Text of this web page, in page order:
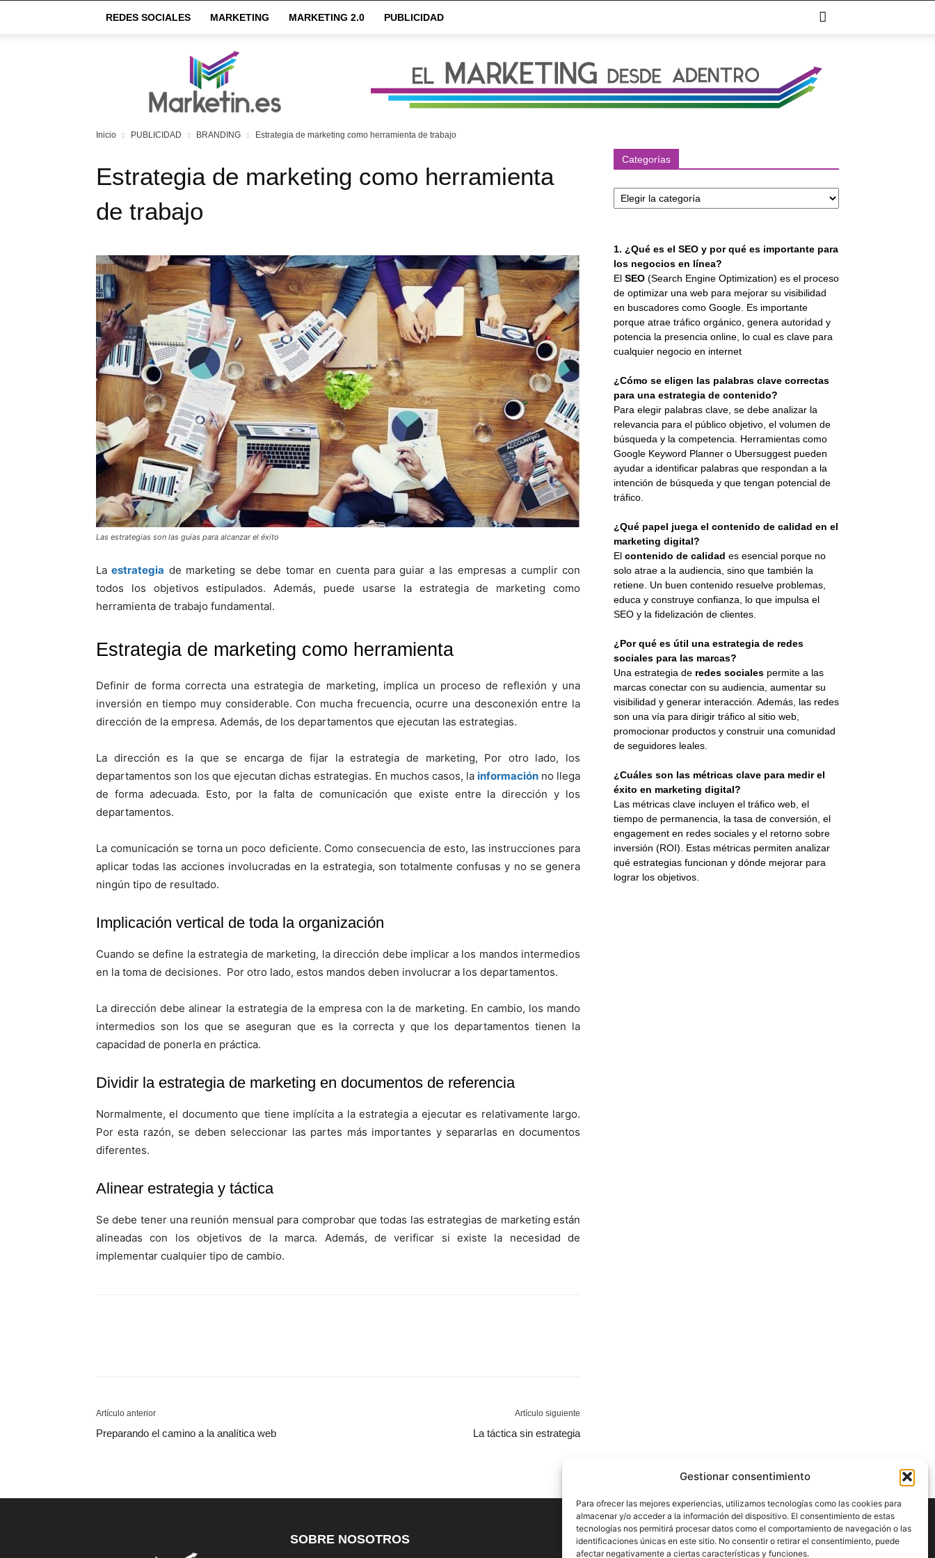
Gestionar consentimiento
Para ofrecer las mejores experiencias, utilizamos tecnologías como las cookies para
almacenar y/o acceder a la información del dispositivo. El consentimiento de estas
tecnologías nos permitirá procesar datos como el comportamiento de navegación o las
identificaciones únicas en este sitio. No consentir o retirar el consentimiento, puede
afectar negativamente a ciertas características y funciones.
REDES SOCIALES MARKETING MARKETING 2.0 PUBLICIDAD
Inicio PUBLICIDAD BRANDING Estrategia de marketing como herramienta de trabajo
Estrategia de marketing como herramienta
de trabajo
Las estrategias son las guías para alcanzar el éxito
Laestrategia de marketing se debe tomar en cuenta para guiar a las empresas a cumplir con
todos los objetivos estipulados. Además, puede usarse la estrategia de marketing como
herramienta de trabajo fundamental.
Estrategia de marketing como herramienta
Definir de forma correcta una estrategia de marketing, implica un proceso de reflexión y una
inversión en tiempo muy considerable. Con mucha frecuencia, ocurre una desconexión entre la
dirección de la empresa. Además, de los departamentos que ejecutan las estrategias.
La dirección es la que se encarga de fijar la estrategia de marketing, Por otro lado, los
departamentos son los que ejecutan dichas estrategias. En muchos casos, la informaciónno llega
de forma adecuada. Esto, por la falta de comunicación que existe entre la dirección y los
departamentos.
La comunicación se torna un poco deficiente. Como consecuencia de esto, las instrucciones para
aplicar todas las acciones involucradas en la estrategia, son totalmente confusas y no se genera
ningún tipo de resultado.
Implicación vertical de toda la organización
Cuando se define la estrategia de marketing, la dirección debe implicar a los mandos intermedios
en la toma de decisiones. Por otro lado, estos mandos deben involucrar a los departamentos.
La dirección debe alinear la estrategia de la empresa con la de marketing. En cambio, los mando
intermedios son los que se aseguran que es la correcta y que los departamentos tienen la
capacidad de ponerla en práctica.
Dividir la estrategia de marketing en documentos de referencia
Normalmente, el documento que tiene implícita a la estrategia a ejecutar es relativamente largo.
Por esta razón, se deben seleccionar las partes más importantes y separarlas en documentos
diferentes.
Alinear estrategia y táctica
Se debe tener una reunión mensual para comprobar que todas las estrategias de marketing están
alineadas con los objetivos de la marca. Además, de verificar si existe la necesidad de
implementar cualquier tipo de cambio.
Artículo anterior
Preparando el camino a la analítica web
Artículo siguiente
La táctica sin estrategia
Categorías
1. ¿Qué es el SEO y por qué es importante para
los negocios en línea?
El SEO (Search Engine Optimization) es el proceso
de optimizar una web para mejorar su visibilidad
en buscadores como Google. Es importante
porque atrae tráfico orgánico, genera autoridad y
potencia la presencia online, lo cual es clave para
cualquier negocio en internet
¿Cómo se eligen las palabras clave correctas
para una estrategia de contenido?
Para elegir palabras clave, se debe analizar la
relevancia para el público objetivo, el volumen de
búsqueda y la competencia. Herramientas como
Google Keyword Planner o Ubersuggest pueden
ayudar a identificar palabras que respondan a la
intención de búsqueda y que tengan potencial de
tráfico.
¿Qué papel juega el contenido de calidad en el
marketing digital?
El contenido de calidad es esencial porque no
solo atrae a la audiencia, sino que también la
retiene. Un buen contenido resuelve problemas,
educa y construye confianza, lo que impulsa el
SEO y la fidelización de clientes.
¿Por qué es útil una estrategia de redes
sociales para las marcas?
Una estrategia de redes sociales permite a las
marcas conectar con su audiencia, aumentar su
visibilidad y generar interacción. Además, las redes
son una vía para dirigir tráfico al sitio web,
promocionar productos y construir una comunidad
de seguidores leales.
¿Cuáles son las métricas clave para medir el
éxito en marketing digital?
Las métricas clave incluyen el tráfico web, el
tiempo de permanencia, la tasa de conversión, el
engagement en redes sociales y el retorno sobre
inversión (ROI). Estas métricas permiten analizar
qué estrategias funcionan y dónde mejorar para
lograr los objetivos.
SOBRE NOSOTROS SÍGUENOS